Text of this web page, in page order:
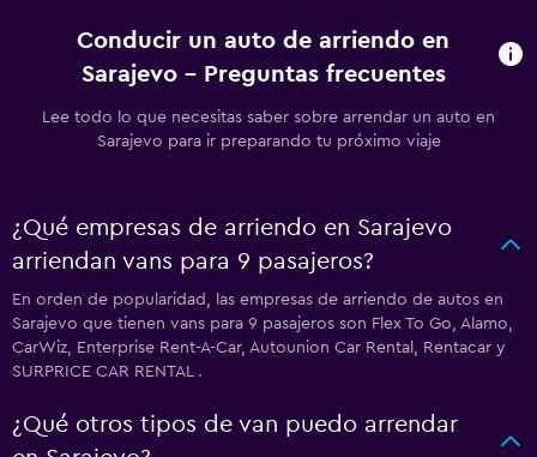
Conducir un auto de arriendo en
Sarajevo - Preguntas frecuentes
Lee todo lo que necesitas saber sobre arrendar un auto en
Sarajevo para ir preparando tu próximo viaje
¿Qué empresas de arriendo en Sarajevo
arriendan vans para 9 pasajeros?
En orden de popularidad, las empresas de arriendo de autos en
Sarajevo que tienen vans para 9 pasajeros son Flex To Go, Alamo,
CarWiz, Enterprise Rent-A-Car, Autounion Car Rental, Rentacar y
SURPRICE CAR RENTAL .
¿Qué otros tipos de van puedo arrendar